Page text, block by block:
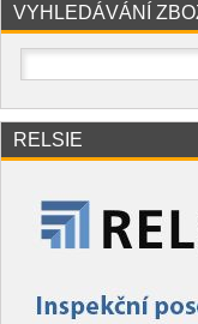
VYHLEDÁVÁNÍ
RELSIE